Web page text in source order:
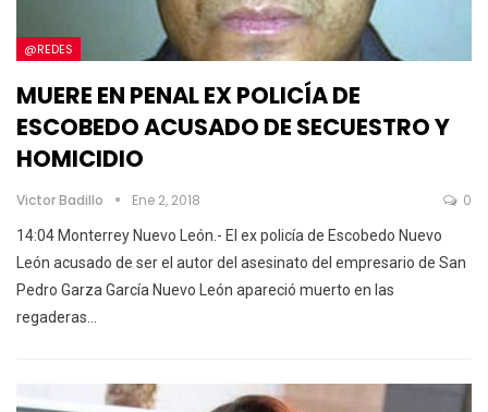
@REDES
MUERE EN PENAL EX POLICÍA DE
ESCOBEDO ACUSADO DE SECUESTRO Y
HOMICIDIO
Victor Badillo Ene 2, 2018 0
14:04 Monterrey Nuevo León.- El ex policía de Escobedo Nuevo
León acusado de ser el autor del asesinato del empresario de San
Pedro Garza García Nuevo León apareció muerto en las
regaderas…